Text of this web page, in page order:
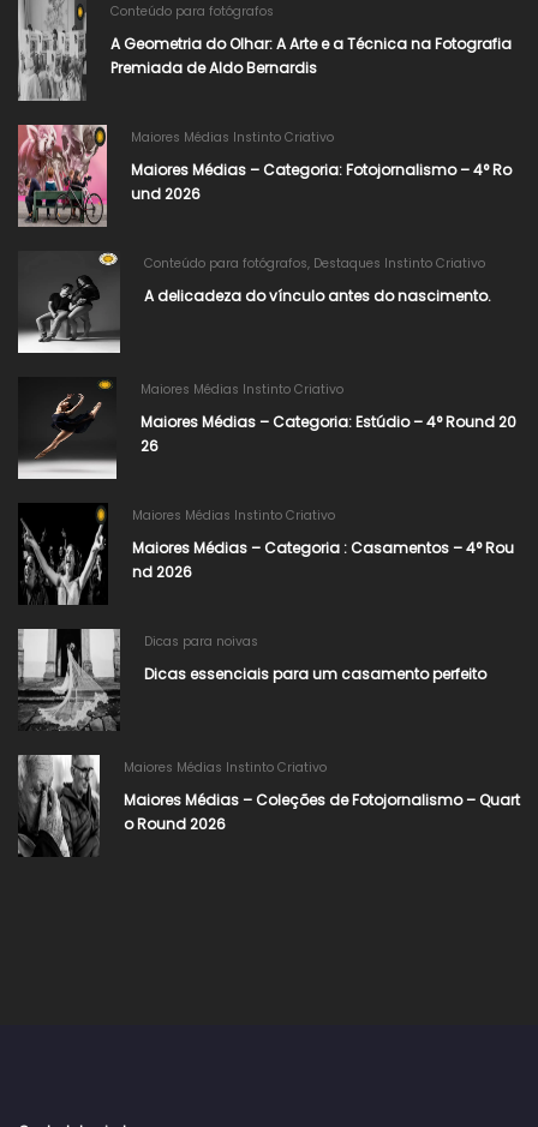
Conteúdo para fotógrafos
A Geometria do Olhar: A Arte e a Técnica na Fotografia
Premiada de Aldo Bernardis
Maiores Médias Instinto Criativo
Maiores Médias – Categoria: Fotojornalismo – 4° Ro
und 2026​
Conteúdo para fotógrafos, Destaques Instinto Criativo
A delicadeza do vínculo antes do nascimento.
Maiores Médias Instinto Criativo
Maiores Médias – Categoria: Estúdio – 4° Round 20
26​
Maiores Médias Instinto Criativo
Maiores Médias – Categoria : Casamentos – 4° Rou
nd 2026
Dicas para noivas
Dicas essenciais para um casamento perfeito
Maiores Médias Instinto Criativo
Maiores Médias – Coleções de Fotojornalismo – Quart
o Round 2026